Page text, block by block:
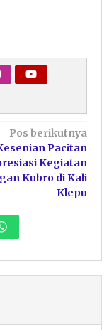
Pos berikutnya
Pacitan
Kegiatan
Kubro di Kali
Klepu